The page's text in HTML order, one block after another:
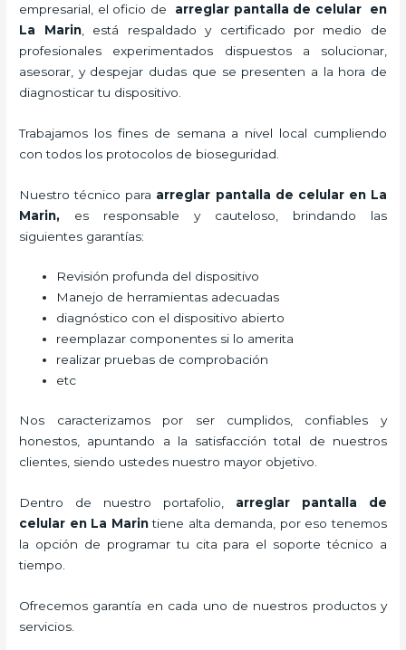
empresarial, el oficio de arreglar pantalla de celularen
La Marin, está respaldado y certificado por medio de
profesionales experimentados dispuestos a solucionar,
asesorar, y despejar dudas que se presenten a la hora de
diagnosticar tu dispositivo.
Trabajamos los fines de semana a nivel local cumpliendo
con todos los protocolos de bioseguridad.
Nuestro técnico para arreglar pantalla de celular en La
Marin, es responsable y cauteloso, brindando las
siguientes garantías:
Revisión profunda del dispositivo
Manejo de herramientas adecuadas
diagnóstico con el dispositivo abierto
reemplazar componentes si lo amerita
realizar pruebas de comprobación
etc
Nos caracterizamos por ser cumplidos, confiables y
honestos, apuntando a la satisfacción total de nuestros
clientes, siendo ustedes nuestro mayor objetivo.
Dentro de nuestro portafolio, arreglar pantalla de
celular en La Marintiene alta demanda, por eso tenemos
la opción de programar tu cita para el soporte técnico a
tiempo.
Ofrecemos garantía en cada uno de nuestros productos y
servicios.